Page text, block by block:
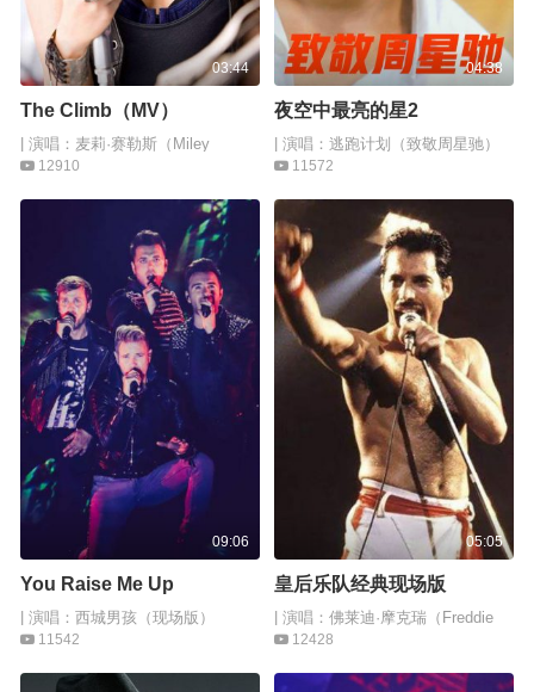
03:44
The Climb（MV）
| 演唱：麦莉·赛勒斯（Miley
Cyrus）
12910
04:38
夜空中最亮的星2
| 演唱：逃跑计划（致敬周星驰）
11572
09:06
You Raise Me Up
| 演唱：西城男孩（现场版）
11542
05:05
皇后乐队经典现场版
| 演唱：佛莱迪·摩克瑞（Freddie
Mercury）
12428